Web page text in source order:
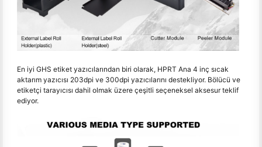
En iyi GHS etiket yazıcılarından biri olarak, HPRT Ana 4 inç sıcak
aktarım yazıcısı 203dpi ve 300dpi yazıcılarını destekliyor. Bölücü ve
etiketçi tarayıcısı dahil olmak üzere çeşitli seçeneksel aksesur teklif
ediyor.